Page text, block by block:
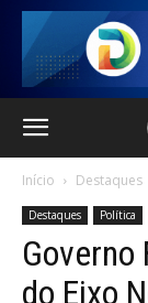
Início Destaques
Destaques Política
Governo
do Eixo